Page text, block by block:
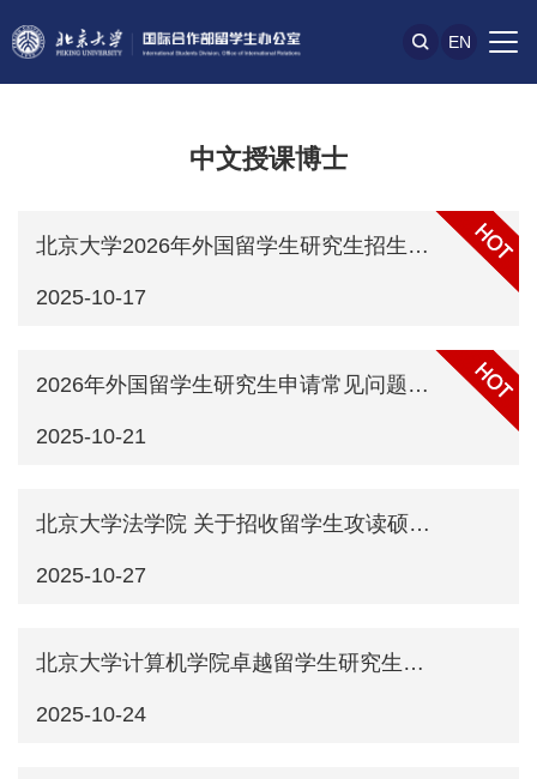
EN
中文授课博士
北京大学2026年外国留学生研究生招生简章（校本部）
2025-10-17
2026年外国留学生研究生申请常见问题解答及说明
2025-10-21
北京大学法学院 关于招收留学生攻读硕士、博士学位的说明
2025-10-27
北京大学计算机学院卓越留学生研究生项目2026年招生说明
2025-10-24